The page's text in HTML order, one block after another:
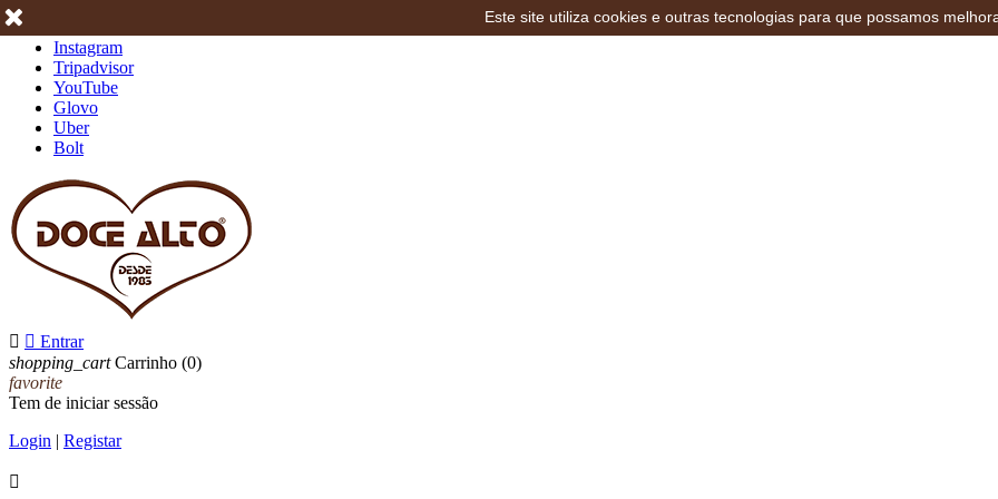
Instagram
Tripadvisor
YouTube
Glovo
Uber
Bolt
  Entrar
shopping_cart Carrinho (0)
favorite
Tem de iniciar sessão
Login | Registar

Este site utiliza cookies e outras tecnologias para que possamos